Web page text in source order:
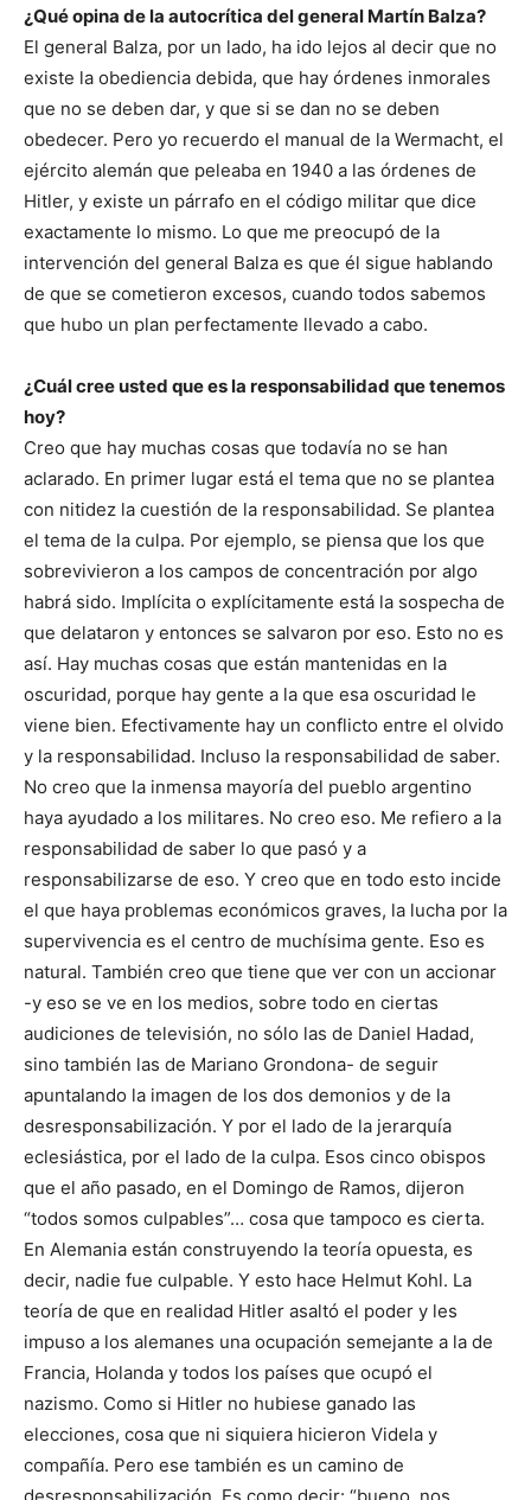
¿Qué opina de la autocrítica del general Martín Balza?
El general Balza, por un lado, ha ido lejos al decir que no
existe la obediencia debida, que hay órdenes inmorales
que no se deben dar, y que si se dan no se deben
obedecer. Pero yo recuerdo el manual de la Wermacht, el
ejército alemán que peleaba en 1940 a las órdenes de
Hitler, y existe un párrafo en el código militar que dice
exactamente lo mismo. Lo que me preocupó de la
intervención del general Balza es que él sigue hablando
de que se cometieron excesos, cuando todos sabemos
que hubo un plan perfectamente llevado a cabo.
¿Cuál cree usted que es la responsabilidad que tenemos
hoy?
Creo que hay muchas cosas que todavía no se han
aclarado. En primer lugar está el tema que no se plantea
con nitidez la cuestión de la responsabilidad. Se plantea
el tema de la culpa. Por ejemplo, se piensa que los que
sobrevivieron a los campos de concentración por algo
habrá sido. Implícita o explícitamente está la sospecha de
que delataron y entonces se salvaron por eso. Esto no es
así. Hay muchas cosas que están mantenidas en la
oscuridad, porque hay gente a la que esa oscuridad le
viene bien. Efectivamente hay un conflicto entre el olvido
y la responsabilidad. Incluso la responsabilidad de saber.
No creo que la inmensa mayoría del pueblo argentino
haya ayudado a los militares. No creo eso. Me refiero a la
responsabilidad de saber lo que pasó y a
responsabilizarse de eso. Y creo que en todo esto incide
el que haya problemas económicos graves, la lucha por la
supervivencia es el centro de muchísima gente. Eso es
natural. También creo que tiene que ver con un accionar
-y eso se ve en los medios, sobre todo en ciertas
audiciones de televisión, no sólo las de Daniel Hadad,
sino también las de Mariano Grondona- de seguir
apuntalando la imagen de los dos demonios y de la
desresponsabilización. Y por el lado de la jerarquía
eclesiástica, por el lado de la culpa. Esos cinco obispos
que el año pasado, en el Domingo de Ramos, dijeron
“todos somos culpables”… cosa que tampoco es cierta.
En Alemania están construyendo la teoría opuesta, es
decir, nadie fue culpable. Y esto hace Helmut Kohl. La
teoría de que en realidad Hitler asaltó el poder y les
impuso a los alemanes una ocupación semejante a la de
Francia, Holanda y todos los países que ocupó el
nazismo. Como si Hitler no hubiese ganado las
elecciones, cosa que ni siquiera hicieron Videla y
compañía. Pero ese también es un camino de